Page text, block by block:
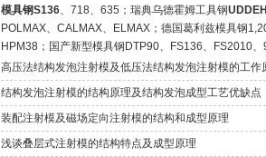
模具钢S136、718、635；瑞典乌德霍姆工具钢
POLMAX、CALMAX、ELMAX；德国葛利兹模具钢
HPM38；国产新型模具钢DTP90、FS136、FS2010、
高压法结构发泡注射模及低压法结构发泡注射模的工作
结构发泡注射模的结构原理及结构发泡成型工艺优缺点
装配注射模及磁场定向注射模的结构和成型原理
浅谈叠层式注射模的结构特点及成型原理